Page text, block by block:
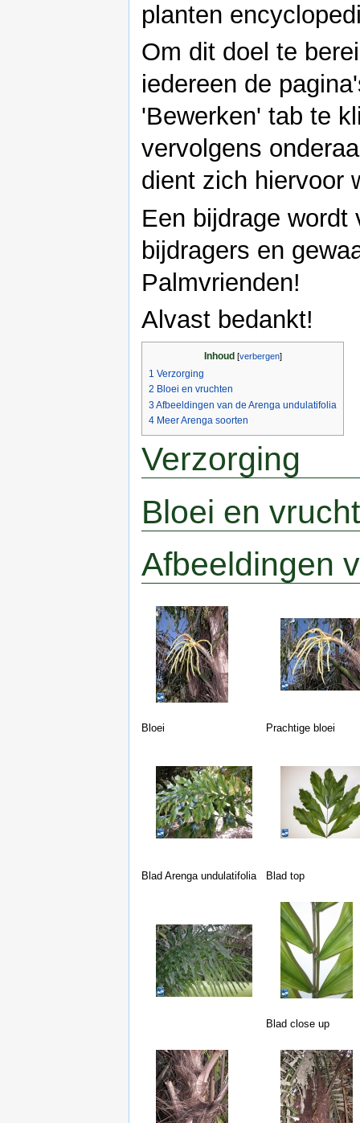
planten
Om dit doel te
iedereen de
'Bewerken' tab te
vervolgens
dient zich hiervoor
Een bijdrage wordt
bijdragers en
Palmvrienden!
Alvast bedankt!
Inhoud [verbergen]
1 Verzorging
2 Bloei en vruchten
3Afbeeldingen van de Arenga undulatifolia
4 Meer Arenga soorten
Verzorging
Bloei en
Afbeeldingen
Bloei Prachtige bloei
Blad Arenga undulatifolia Blad top
Blad close up